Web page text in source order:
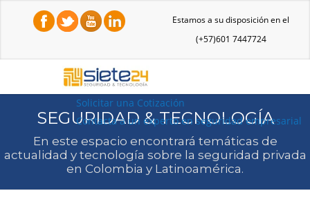
Estamos a su disposición en el
(+57)601 7447724
Solicitar una Cotización
Contacta a un experto en seguridad empresarial
SEGURIDAD & TECNOLOGÍA
En este espacio encontrará temáticas de
actualidad y tecnología sobre la seguridad privada
en Colombia y Latinoamérica.